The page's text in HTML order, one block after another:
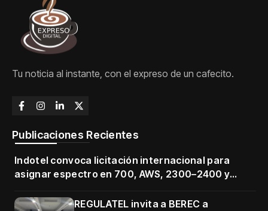
Tu noticia al instante, con el expreso de un cafecito.
Publicaciones Recientes
Indotel convoca licitación internacional para
asignar espectro en 700, AWS, 2300–2400 y
REGULATEL invita a BEREC a